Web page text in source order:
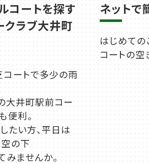
コートを探す
クラブ大井町
ートで多少の雨
大井町駅前コー
便利。
たい方、平日は
の下
みませんか。
ネットで
はじめての
コートの空